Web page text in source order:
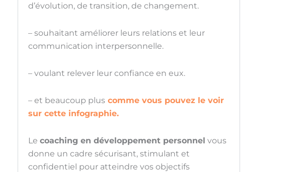
d’évolution, de transition, de changement.
– souhaitant améliorer leurs relations et leur
communication interpersonnelle.
– voulant relever leur confiance en eux.
– et beaucoup pluscomme vous pouvez le voir
sur cette infographie.
Le coaching en développement personnel vous
donne un cadre sécurisant, stimulant et
confidentiel pour atteindre vos objectifs